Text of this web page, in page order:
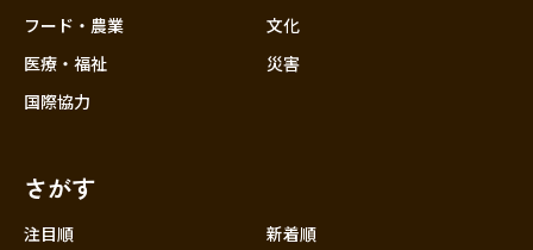
フード・農業
医療・福祉
国際協力
文化
災害
さがす
注目順
新着順